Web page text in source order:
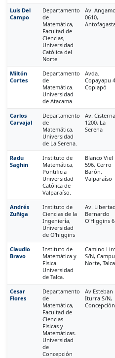
Luis Del
Campo
Departamento
de
Matemática,
Facultad de
Ciencias,
Universidad
Católica del
Norte
Av.
0610,
Miltón
Cortes
Departamento
de
Matemática.
Universidad
de Atacama.
Avda.
Copayapu
Copiapó
Carlos
Carvajal
Departamento
de
Matemática,
Universidad
de La Serena.
Av.
1200, La
Serena
Radu
Saghin
Instituto de
Matemática,
Pontificia
Universidad
Católica de
Valparaíso.
Blanco Viel
596, Cerro
Barón,
Valparaíso
Andrés
Zuñiga
Instituto de
Ciencias de la
Ingeniería,
Universidad
de O'higgins
Av.
Bernardo
O'Higgins
Claudio
Bravo
Instituto de
Matemática y
Física.
Universidad
de Talca.
Camino
S/N,
Norte, Talca
Cesar
Flores
Departamento
de
Matemática,
Facultad de
Ciencias
Físicas y
Matemáticas.
Universidad
de
Concepción
Av Esteban
Iturra S/N,
Concepción